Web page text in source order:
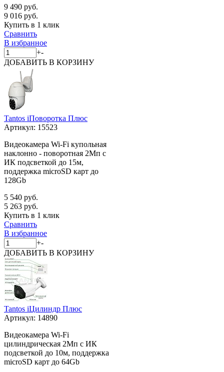
9 490 руб.
9 016 руб.
Купить в 1 клик
Сравнить
В избранное
+-
ДОБАВИТЬ В КОРЗИНУ
Tantos iПоворотка Плюс
Артикул: 15523
Видеокамера Wi-Fi купольная
наклонно - поворотная 2Мп с
ИК подсветкой до 15м,
поддержка microSD карт до
128Gb
5 540 руб.
5 263 руб.
Купить в 1 клик
Сравнить
В избранное
+-
ДОБАВИТЬ В КОРЗИНУ
Tantos iЦилиндр Плюс
Артикул: 14890
Видеокамера Wi-Fi
цилиндрическая 2Мп с ИК
подсветкой до 10м, поддержка
microSD карт до 64Gb